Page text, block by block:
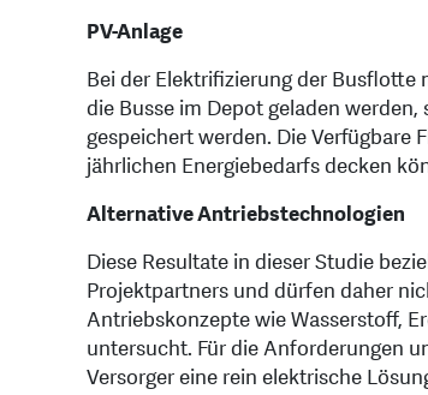
PV-Anlage
Bei der Elektrifizierung der Busflotte
die Busse im Depot geladen
gespeichert werden. Die Verfügbare
jährlichen Energiebedarfs decken
Alternative Antriebstechnologien
Diese Resultate in dieser Studie
Projektpartners und dürfen daher
Antriebskonzepte wie Wasserstoff,
untersucht. Für die Anforderungen
Versorger eine rein elektrische